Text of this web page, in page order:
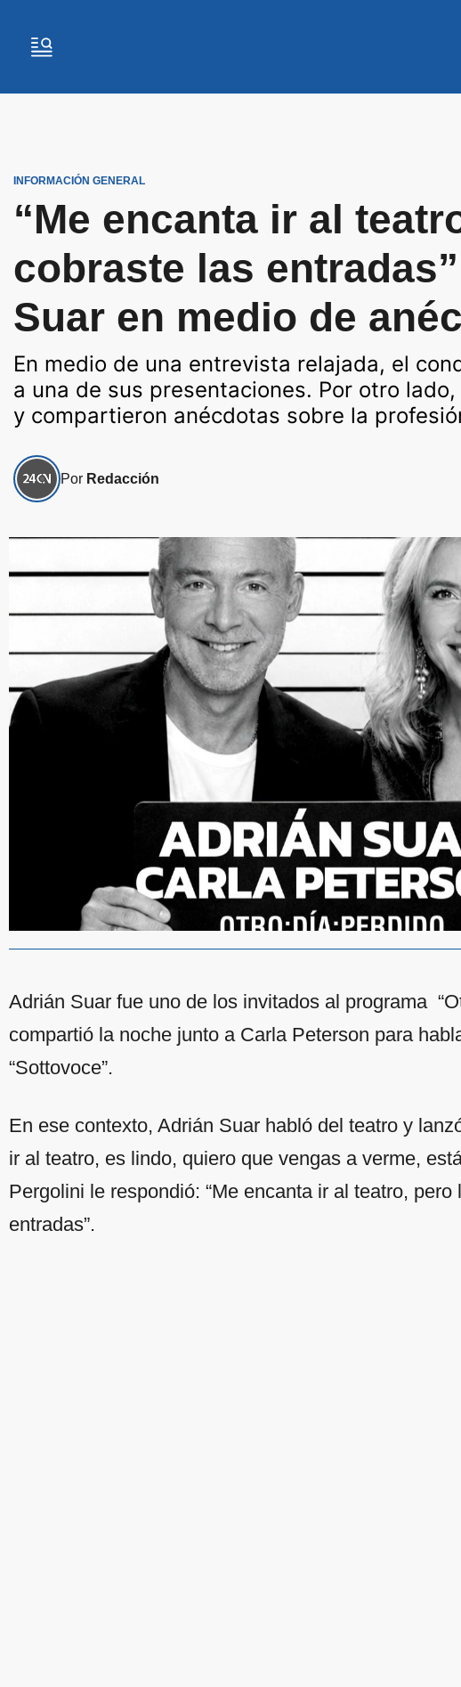
INFORMACIÓN GENERAL
“Me encanta ir al
cobraste las
Suar en medio de
En medio de una entrevista relajada, el
a una de sus presentaciones. Por otro
y compartieron anécdotas sobre la
Por Redacción
Adrián Suar fue uno de los invitados al programa
compartió la noche junto a Carla Peterson para
“Sottovoce”.
En ese contexto, Adrián Suar habló del teatro y
ir al teatro, es lindo, quiero que vengas a verme,
Pergolini le respondió: “Me encanta ir al teatro,
entradas”.